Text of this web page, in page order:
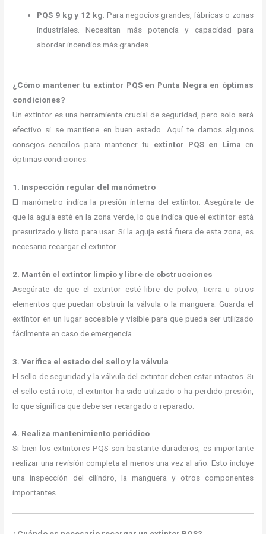
PQS 9 kg y 12 kg: Para negocios grandes, fábricas o zonas
industriales. Necesitan más potencia y capacidad para
abordar incendios más grandes.
¿Cómo mantener tu extintor PQS en Punta Negra en óptimas
condiciones?
Un extintor es una herramienta crucial de seguridad, pero solo será
efectivo si se mantiene en buen estado. Aquí te damos algunos
consejos sencillos para mantener tu extintor PQS en Lima en
óptimas condiciones:
1. Inspección regular del manómetro
El manómetro indica la presión interna del extintor. Asegúrate de
que la aguja esté en la zona verde, lo que indica que el extintor está
presurizado y listo para usar. Si la aguja está fuera de esta zona, es
necesario recargar el extintor.
2. Mantén el extintor limpio y libre de obstrucciones
Asegúrate de que el extintor esté libre de polvo, tierra u otros
elementos que puedan obstruir la válvula o la manguera. Guarda el
extintor en un lugar accesible y visible para que pueda ser utilizado
fácilmente en caso de emergencia.
3. Verifica el estado del sello y la válvula
El sello de seguridad y la válvula del extintor deben estar intactos. Si
el sello está roto, el extintor ha sido utilizado o ha perdido presión,
lo que significa que debe ser recargado o reparado.
4. Realiza mantenimiento periódico
Si bien los extintores PQS son bastante duraderos, es importante
realizar una revisión completa al menos una vez al año. Esto incluye
una inspección del cilindro, la manguera y otros componentes
importantes.